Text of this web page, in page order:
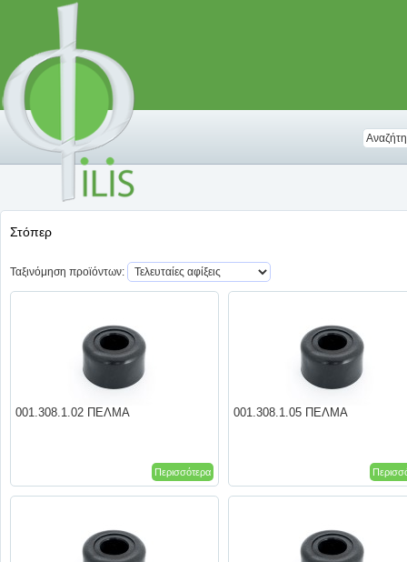
Στόπερ
Ταξινόμηση προϊόντων:
001.308.1.02 ΠΕΛΜΑ
Περισσότερα
001.308.1.05 ΠΕΛΜΑ